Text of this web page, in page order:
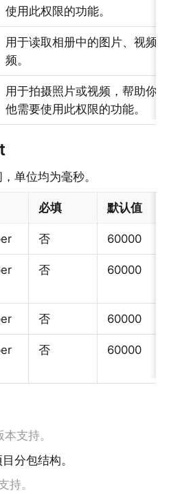
使用此权限的功能。
用于读取相册中的图片、视频
频。
用于拍摄照片或视频，帮助你
他需要使用此权限的功能。
单位均为毫秒。
必填 默认值
否 60000
否 60000
否 60000
否 60000
支持。
分包结构。
持。